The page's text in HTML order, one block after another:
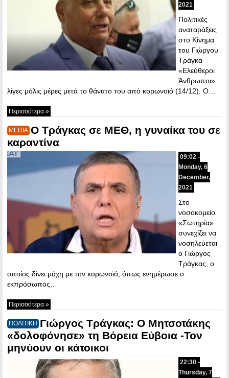
2021
Πολιτικές
αναταράξεις
στο Κίνημα
του Γιώργου
Τράγκα
«Ελεύθεροι
Άνθρωποι»
λίγες μόλις μέρες μετά το θάνατο του από κορωνοϊό (14/12). Ο…
Περισσότερα »
MEDIA Ο Τράγκας σε ΜΕΘ, η γυναίκα του σε
καραντίνα
09:02 -
Monday, 6
December,
2021
Στο
νοσοκομείο
«Σωτηρία»
συνεχίζει να
νοσηλεύεται
ο Γιώργος
Τράγκας, ο
οποίος δίνει μάχη με τον κορωνοϊό, όπως ενημέρωσε ο
εκπρόσωπος…
Περισσότερα »
ΠΟΛΙΤΙΚΗ Γιώργος Τράγκας: Ο Μητσοτάκης
«δολοφόνησε» τη Βόρεια Εύβοια -Τον
μηνύουν οι κάτοικοι
22:30 -
Thursday, 7